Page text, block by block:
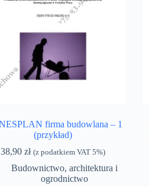
firma budowlana – 1
(przykład)
38,90 zł (z podatkiem VAT 5%)
Budownictwo, architektura i
ogrodnictwo